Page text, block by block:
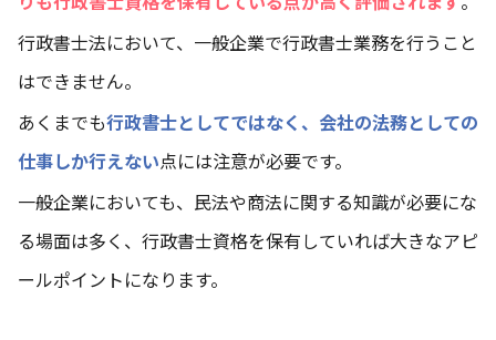
行政書士法において、一般企業で行政書士業務を行うこと
はできません。
あくまでも行政書士としてではなく、会社の法務としての
仕事しか行えない点には注意が必要です。
一般企業においても、民法や商法に関する知識が必要にな
る場面は多く、行政書士資格を保有していれば大きなアピ
ールポイントになります。